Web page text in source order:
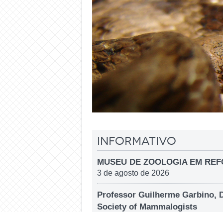
Informativo
MUSEU DE ZOOLOGIA EM
3 de agosto de 2026
Professor Guilherme Garbino,
Society of Mammalogists